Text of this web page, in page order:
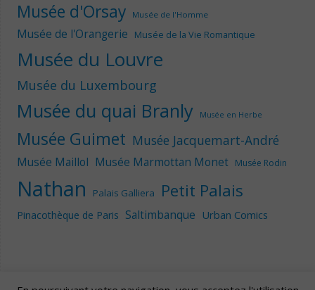
Musée d'Orsay Musée de l'Homme
Musée de l'Orangerie Musée de la Vie Romantique
Musée du Louvre
Musée du Luxembourg
Musée du quai Branly Musée en Herbe
Musée Guimet Musée Jacquemart-André
Musée Maillol Musée Marmottan Monet Musée Rodin
Nathan Palais Galliera Petit Palais
Pinacothèque de Paris Saltimbanque Urban Comics